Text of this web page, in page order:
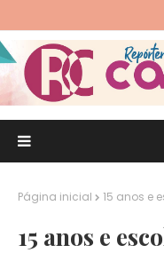
Página inicial 15 anos e
15 anos e